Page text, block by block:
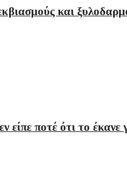
και
ποτέ ότι το έκανε